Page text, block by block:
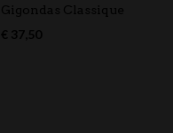
Gigondas Classique
€ 37,50